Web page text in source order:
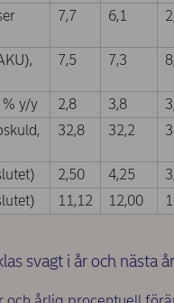
7,7 6,1
7,5 7,3
y/y 2,8 3,8
32,8 32,2
2,50 4,25
11,12 12,00
svagt i år och nästa år